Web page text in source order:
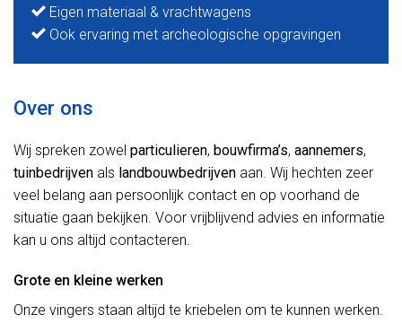
Eigen materiaal & vrachtwagens
Ook ervaring met archeologische opgravingen
Over ons
Wij spreken zowel particulieren, bouwfirma’s, aannemers,
tuinbedrijven als landbouwbedrijven aan. Wij hechten zeer
veel belang aan persoonlijk contact en op voorhand de
situatie gaan bekijken. Voor vrijblijvend advies en informatie
kan u ons altijd contacteren.
Grote en kleine werken
Onze vingers staan altijd te kriebelen om te kunnen werken.